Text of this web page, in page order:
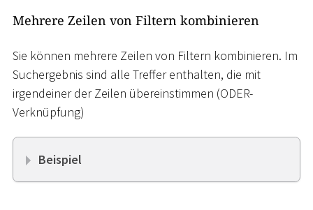
Mehrere Zeilen von Filtern kombinieren
Sie können mehrere Zeilen von Filtern kombinieren. Im
Suchergebnis sind alle Treffer enthalten, die mit
irgendeiner der Zeilen übereinstimmen (ODER-
Verknüpfung)
Beispiel